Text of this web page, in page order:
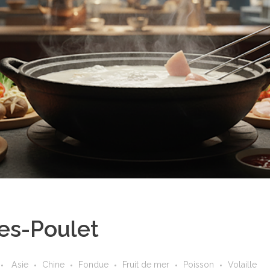
Poulet
Asie Chine Fondue Fruit de mer Poisson Volaille